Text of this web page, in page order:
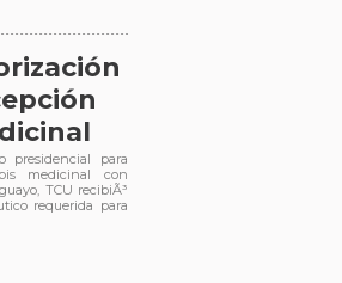
para
medicinal con
TCU recibiÃ³
requerida para